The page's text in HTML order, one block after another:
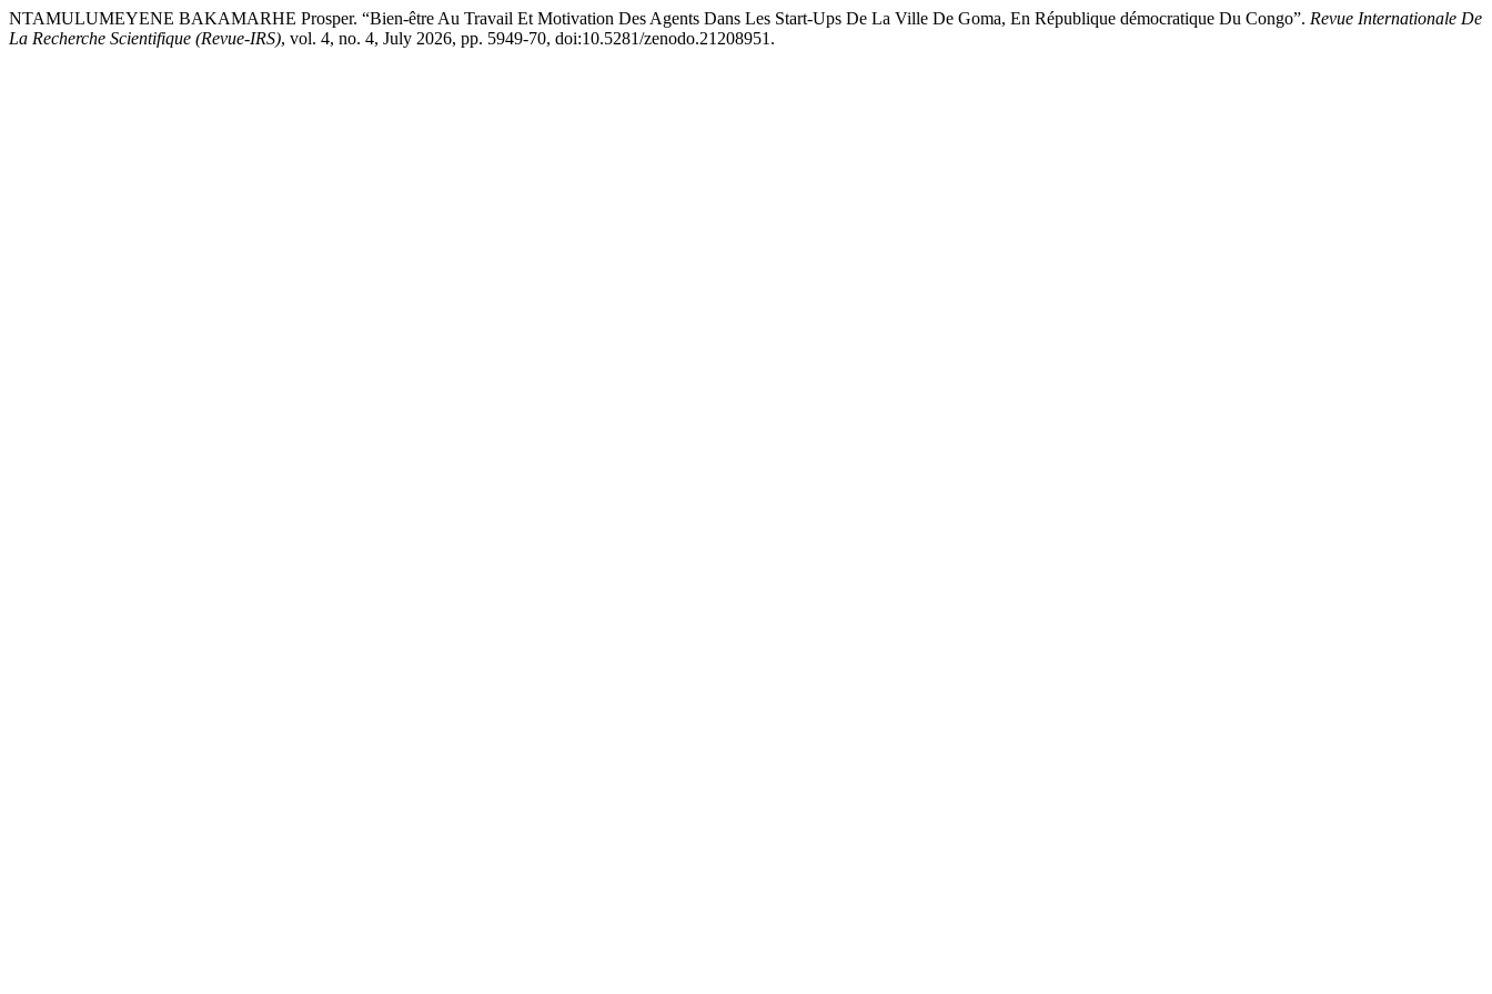
NTAMULUMEYENE BAKAMARHE Prosper. “Bien-être Au Travail Et Motivation Des Agents Dans Les Start-Ups De La Ville De Goma, En République démocratique Du Congo”. Revue Internationale De
La Recherche Scientifique (Revue-IRS), vol. 4, no. 4, July 2026, pp. 5949-70, doi:10.5281/zenodo.21208951.